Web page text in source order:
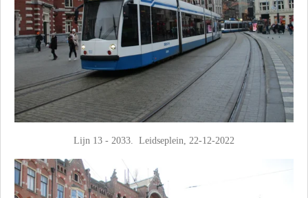
Lijn 13 - 2033. Leidseplein, 22-12-2022